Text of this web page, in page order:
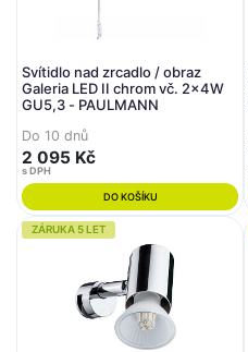
Svítidlo nad zrcadlo / obraz
Galeria LED II chrom vč. 2x4W
GU5,3 - PAULMANN
Do 10 dnů
2 095 Kč
s DPH
DO KOŠÍKU
ZÁRUKA 5 LET